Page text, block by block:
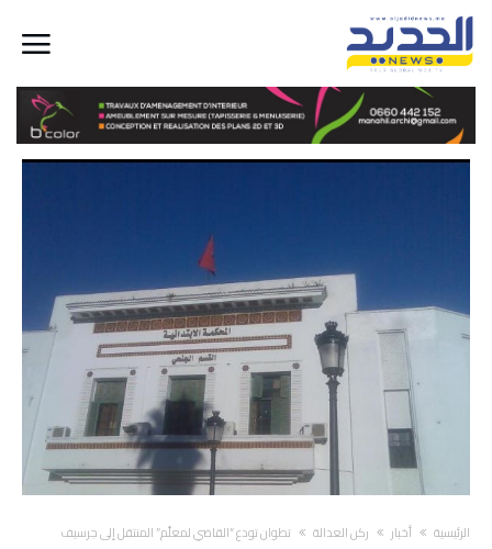
‫الرئيسية‬ أخبار ركن العدالة تطوان تودع “القاضي لمعلّم” المنتقل إلى جرسيف